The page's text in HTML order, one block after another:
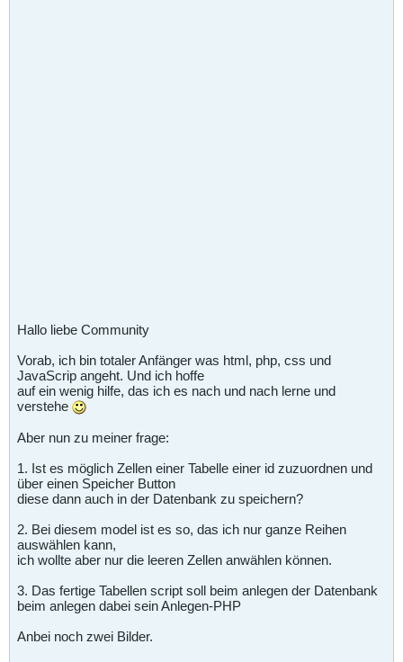
Hallo liebe Community
Vorab, ich bin totaler Anfänger was html, php, css und
JavaScrip angeht. Und ich hoffe
auf ein wenig hilfe, das ich es nach und nach lerne und
verstehe
Aber nun zu meiner frage:
1. Ist es möglich Zellen einer Tabelle einer id zuzuordnen und
über einen Speicher Button
diese dann auch in der Datenbank zu speichern?
2. Bei diesem model ist es so, das ich nur ganze Reihen
auswählen kann,
ich wollte aber nur die leeren Zellen anwählen können.
3. Das fertige Tabellen script soll beim anlegen der Datenbank
beim anlegen dabei sein Anlegen-PHP
Anbei noch zwei Bilder.